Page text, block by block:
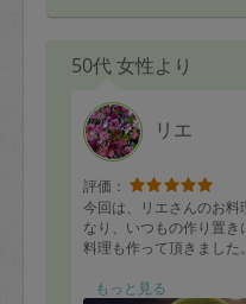
50代 女性より
リエ
評価：
今回は、リエさんのお
なり、いつもの作り置
料理も作って頂きました。
メニューは、ロースト
もっと見る